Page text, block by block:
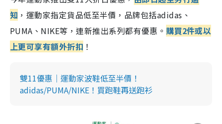
知 ，運動家指定貨品低至半價，品牌包括adidas、
PUMA、NIKE等，連新推出系列都有優惠。 購買2件或以
上更可享有額外折扣 ！
雙11優惠｜運動家波鞋低至半價！
adidas/PUMA/NIKE！買跑鞋再送跑衫